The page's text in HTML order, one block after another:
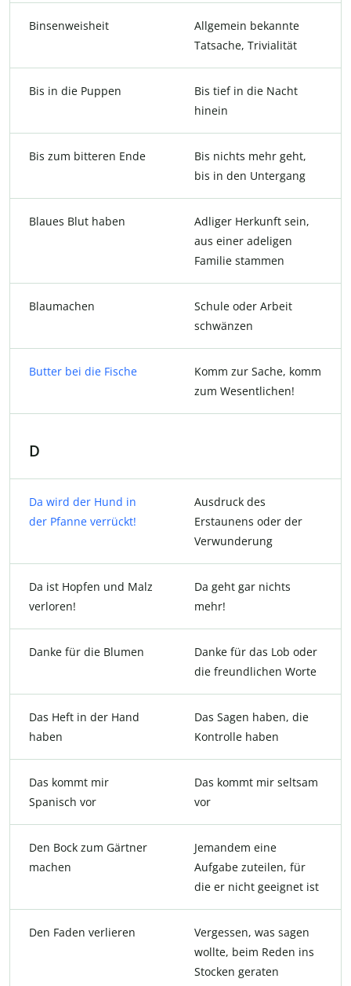
Binsenweisheit
Allgemein bekannte
Tatsache, Trivialität
Bis in die Puppen
Bis tief in die Nacht
hinein
Bis zum bitteren Ende
Bis nichts mehr geht,
bis in den Untergang
Blaues Blut haben
Adliger Herkunft sein,
aus einer adeligen
Familie stammen
Blaumachen
Schule oder Arbeit
schwänzen
Butter bei die Fische
Komm zur Sache, komm
zum Wesentlichen!
D
Da wird der Hund in
der Pfanne verrückt!
Ausdruck des
Erstaunens oder der
Verwunderung
Da ist Hopfen und Malz
verloren!
Da geht gar nichts
mehr!
Danke für die Blumen
Danke für das Lob oder
die freundlichen Worte
Das Heft in der Hand
haben
Das Sagen haben, die
Kontrolle haben
Das kommt mir
Spanisch vor
Das kommt mir seltsam
vor
Den Bock zum Gärtner
machen
Jemandem eine
Aufgabe zuteilen, für
die er nicht geeignet ist
Den Faden verlieren
Vergessen, was sagen
wollte, beim Reden ins
Stocken geraten